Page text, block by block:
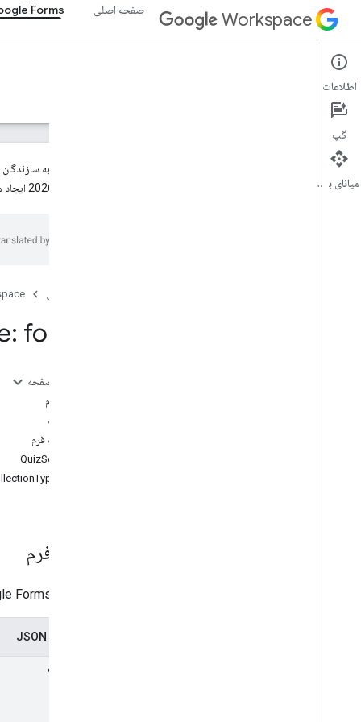
Workspace صفحه اصلی Forms
Google Forms
نمای کلی
صفحه اصلی
forms
در این صفحه
منبع: فرم
اطلاعات
تنظیمات فرم
QuizSettings
منبع: فرم
اطلاعات
گپ
میانای برنامه‌سازی کاربردی